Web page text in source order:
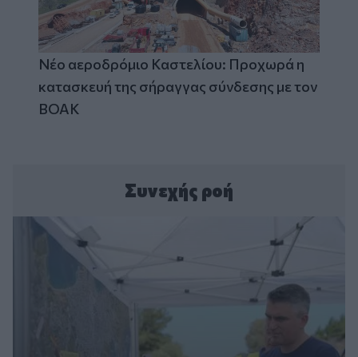
Νέο αεροδρόμιο Καστελίου: Προχωρά η
κατασκευή της σήραγγας σύνδεσης με τον
ΒΟΑΚ
Συνεχής ροή